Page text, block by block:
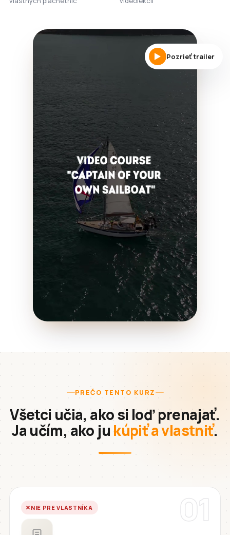
Pozrieť trailer
PREČO TENTO KURZ
Všetci učia, ako si loď prenajať.
Ja učím, ako ju kúpiť a vlastniť.
01
NIE PRE VLASTNÍKA